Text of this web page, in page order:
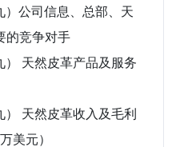
）公司信息、总部、天
的竞争对手
） 天然皮革产品及服务
天然皮革收入及毛利
美元）